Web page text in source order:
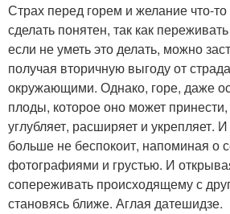
Страх перед горем и желание что-
сделать понятен, так как
если не уметь это делать, можно
получая вторичную выгоду от
окружающими. Однако, горе, даже
плоды, которое оно может принести,
углубляет, расширяет и укрепляет.
больше не беспокоит, напоминая о
фотографиями и грустью. И
сопереживать происходящему с
становясь ближе. Аглая датешидзе.